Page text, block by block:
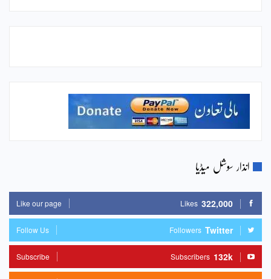
انذار سوشل میڈیا
322,000
Likes
Like our page
Twitter
Followers
Follow Us
132k
Subscribers
Subscribe